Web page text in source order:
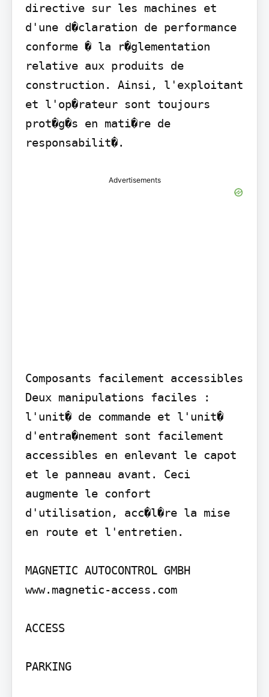
directive sur les machines et
d'une d�claration de performance
conforme � la r�glementation
relative aux produits de
construction. Ainsi, l'exploitant
et l'op�rateur sont toujours
prot�g�s en mati�re de
responsabilit�.
Advertisements
Composants facilement accessibles
Deux manipulations faciles :
l'unit� de commande et l'unit�
d'entra�nement sont facilement
accessibles en enlevant le capot
et le panneau avant. Ceci
augmente le confort
d'utilisation, acc�l�re la mise
en route et l'entretien.
MAGNETIC AUTOCONTROL GMBH
www.magnetic-access.com
ACCESS
PARKING